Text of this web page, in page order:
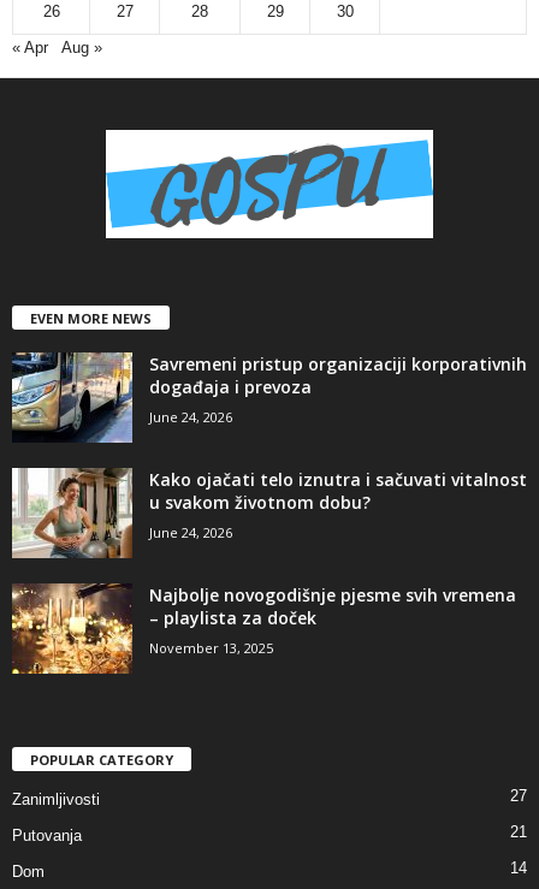
26 27 28 29
30
« Apr
Aug »
EVEN MORE NEWS
Savremeni pristup organizaciji korporativnih
događaja i prevoza
June 24, 2026
Kako ojačati telo iznutra i sačuvati vitalnost
u svakom životnom dobu?
June 24, 2026
Najbolje novogodišnje pjesme svih vremena
– playlista za doček
November 13, 2025
POPULAR CATEGORY
Zanimljivosti 27
Putovanja 21
Dom 14